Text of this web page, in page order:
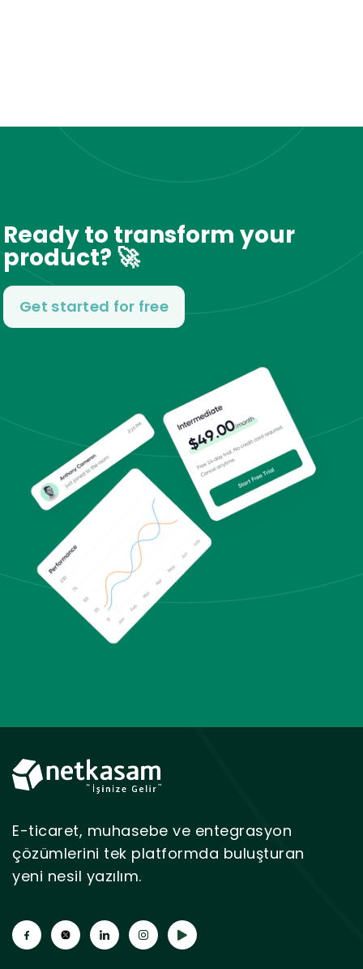
Ready to transform your
product? 🚀
Get started for free
E-ticaret, muhasebe ve entegrasyon
çözümlerini tek platformda buluşturan
yeni nesil yazılım.